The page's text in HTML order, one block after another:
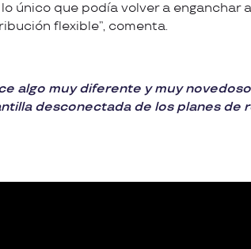
único que podía volver a enganchar
flexible”, comenta.
algo muy diferente y muy
desconectada de los planes de